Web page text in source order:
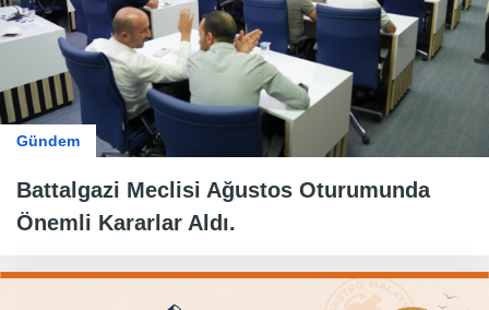
Gündem
Battalgazi Meclisi Ağustos Oturumunda
Önemli Kararlar Aldı.